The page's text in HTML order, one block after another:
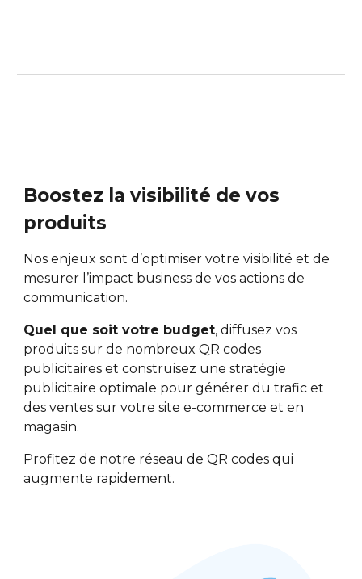
Boostez la visibilité de vos
produits
Nos enjeux sont d’optimiser votre visibilité et de
mesurer l’impact business de vos actions de
communication.
Quel que soit votre budget, diffusez vos
produits sur de nombreux QR codes
publicitaires et construisez une stratégie
publicitaire optimale pour générer du trafic et
des ventes sur votre site e-commerce et en
magasin.
Profitez de notre réseau de QR codes qui
augmente rapidement.